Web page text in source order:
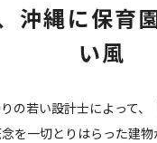
沖縄に保育
い風
の若い設計士によって、
を一切とりはらった建